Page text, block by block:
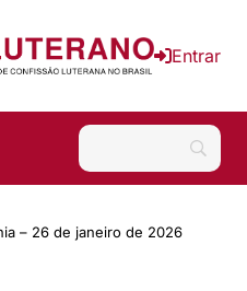
Entrar
– 26 de janeiro de 2026